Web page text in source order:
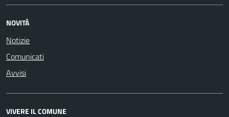
NOVITÀ
Notizie
Comunicati
Avvisi
VIVERE IL COMUNE